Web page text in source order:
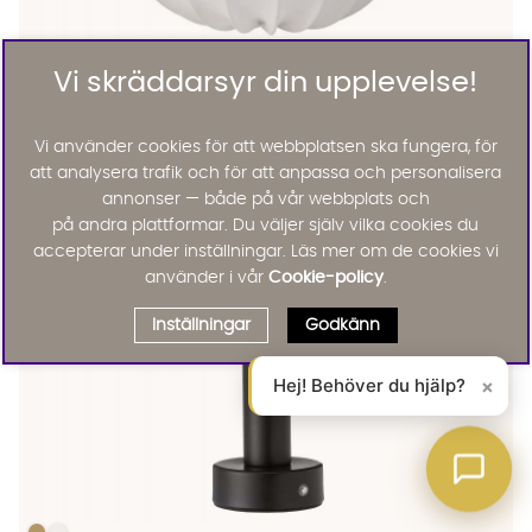
HILMA Takskärm Vit 50 cm Finns även i dessa färger:
KAMPANJ
995 :- 1455 :-
Vi skräddarsyr din upplevelse!
Vi använder cookies för att webbplatsen ska fungera, för
att analysera trafik och för att anpassa och personalisera
annonser — både på vår webbplats och
på andra plattformar. Du väljer själv vilka cookies du
accepterar under inställningar. Läs mer om de cookies vi
använder i vår Cookie-policy.
Inställningar Godkänn
Hej! Behöver du hjälp? ×